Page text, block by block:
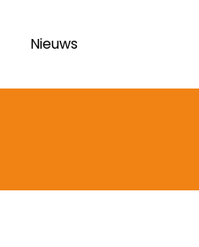
Nieuws